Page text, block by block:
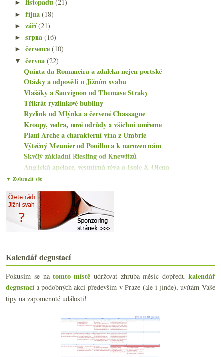
►listopadu(21)
►října(18)
►září(21)
►srpna(16)
►července(10)
▼června(22)
Quinta da Romaneira a zdaleka nejen portské
Otázky a odpovědi o Jižním svahu
Vlašáky a Sauvignon od Thomase Straky
Třikrát ryzlinkové bubliny
Ryzlink od Mlýnka a červené Chassagne
Kroupy, vedra, nové odrůdy a všichni umřeme
Plani Arche a charakterní vína z Umbrie
Výtečný Meunier od Pouillona k narozeninám
Skvělý základní Riesling od Knewitzů
Anglická apelace, vesmírná réva a Isole & Olena
Katja a Jens Bäder a nejen výborný Riesling
Jochen Beurer a charakterní švábská vína
AirBnB vinice, španělské výsadby, nejbohatší mezi ...
UFO letící směrem od Châteauneuf do Kalifornie
Třikrát Cortese / Gavi od Cinzia Bergaglio
Červená z Egeru od doktora Stumpfa
Las Pizarras aneb velká „chladná“ Chile
Riesling s pozvánkou a další šťavnatý z Frank
Univerzitní aukce, St.Emilion, bio družstevní Cham...
Třikrát Jura od Château d'Arlay
▼ Zobrazit vše
Kalendář degustací
Pokusím se natomto místě udržovat zhruba měsíc dopředukalendář
degustacía podobných akcí především v Praze (ale i jinde), uvítám Vaše
tipy na zapomenuté události!